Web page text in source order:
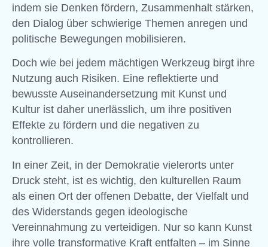
indem sie Denken fördern, Zusammenhalt stärken,
den Dialog über schwierige Themen anregen und
politische Bewegungen mobilisieren.
Doch wie bei jedem mächtigen Werkzeug birgt ihre
Nutzung auch Risiken. Eine reflektierte und
bewusste Auseinandersetzung mit Kunst und
Kultur ist daher unerlässlich, um ihre positiven
Effekte zu fördern und die negativen zu
kontrollieren.
In einer Zeit, in der Demokratie vielerorts unter
Druck steht, ist es wichtig, den kulturellen Raum
als einen Ort der offenen Debatte, der Vielfalt und
des Widerstands gegen ideologische
Vereinnahmung zu verteidigen. Nur so kann Kunst
ihre volle transformative Kraft entfalten – im Sinne